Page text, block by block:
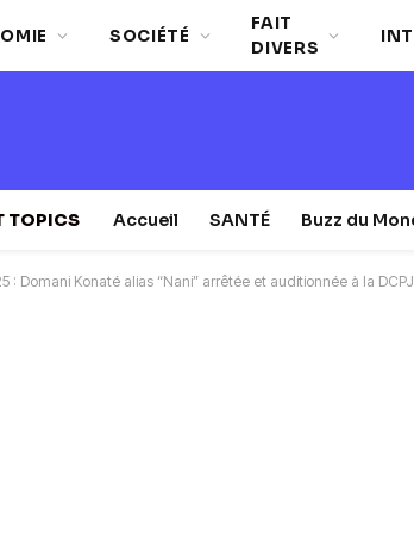
SOCIÉTÉ
FAIT
DIVERS
TOPICS Accueil SANTÉ Buzz du
: Domani Konaté alias “Nani” arrêtée et auditionnée à la DCPJ